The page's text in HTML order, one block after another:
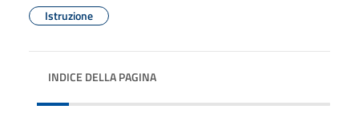
Istruzione
INDICE DELLA PAGINA